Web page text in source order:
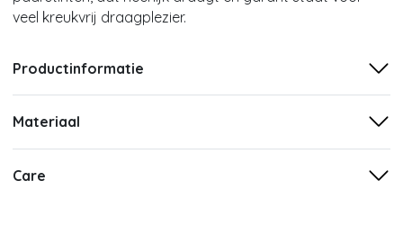
veel kreukvrij draagplezier.
Productinformatie
Materiaal
Care